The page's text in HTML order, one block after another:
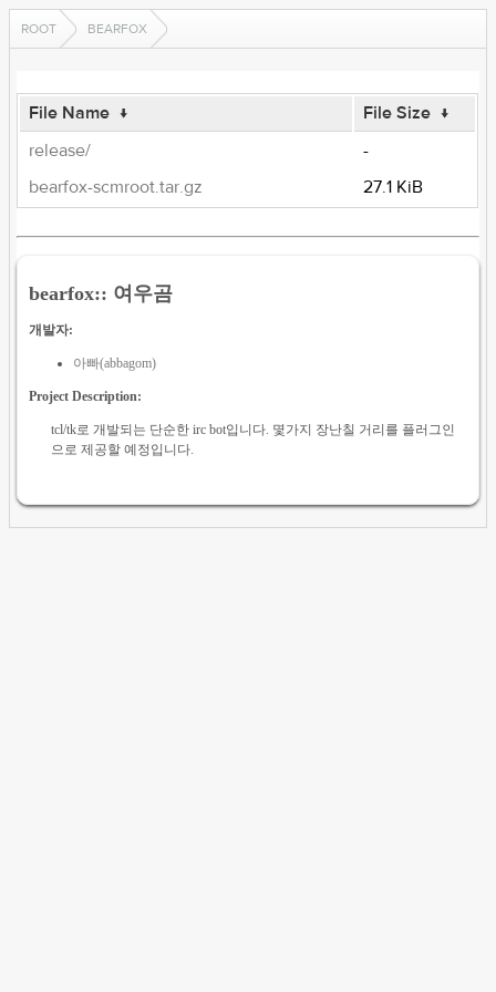
ROOT BEARFOX
File Name ↓ File Size ↓
release/
-
bearfox-scmroot.tar.gz
27.1 KiB
bearfox:: 여우곰
개발자:
아빠(abbagom)
Project Description:
tcl/tk로 개발되는 단순한 irc bot입니다. 몇가지 장난칠 거리를 플러그인
으로 제공할 예정입니다.